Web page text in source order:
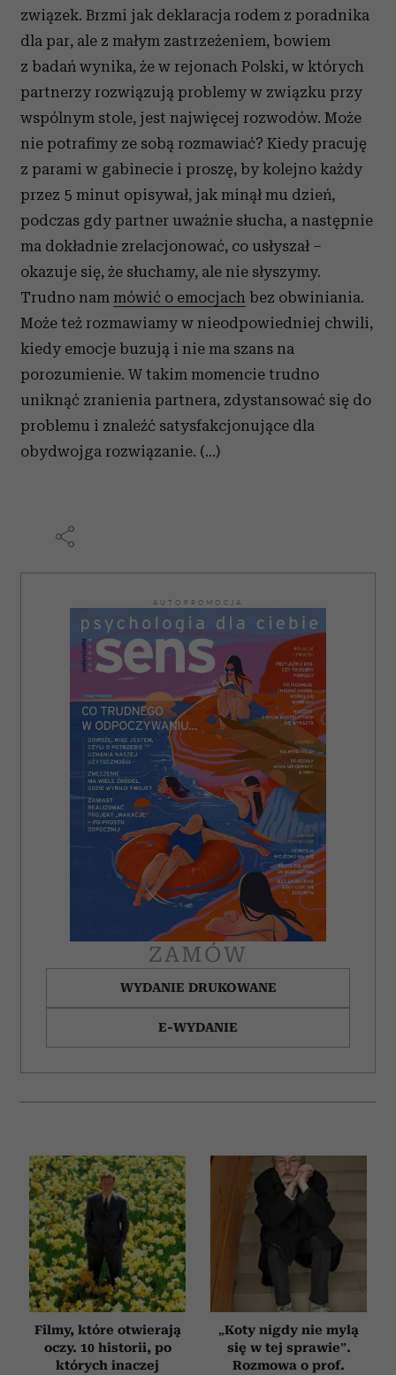
korzystasz z naszej witryny, udostępniamy partnerom
społecznościowym, reklamowym i analitycznym.
Partnerzy mogą połączyć te informacje z innymi danymi
otrzymanymi od Ciebie lub uzyskanymi podczas
korzystania z ich usług.
związek. Brzmi jak deklaracja rodem z poradnika
dla par, ale z małym zastrzeżeniem, bowiem
z badań wynika, że w rejonach Polski, w których
partnerzy rozwiązują problemy w związku przy
wspólnym stole, jest najwięcej rozwodów. Może
nie potrafimy ze sobą rozmawiać? Kiedy pracuję
z parami w gabinecie i proszę, by kolejno każdy
przez 5 minut opisywał, jak minął mu dzień,
podczas gdy partner uważnie słucha, a następnie
ma dokładnie zrelacjonować, co usłyszał –
okazuje się, że słuchamy, ale nie słyszymy.
Trudno nam mówić o emocjach bez obwiniania.
Może też rozmawiamy w nieodpowiedniej chwili,
kiedy emocje buzują i nie ma szans na
porozumienie. W takim momencie trudno
uniknąć zranienia partnera, zdystansować się do
problemu i znaleźć satysfakcjonujące dla
obydwojga rozwiązanie. (...)
AUTOPROMOCJA
ZAMÓW
WYDANIE DRUKOWANE
E-WYDANIE
Filmy, które otwierają
oczy. 10 historii, po
których inaczej
„Koty nigdy nie mylą
się w tej sprawie”.
Rozmowa o prof.